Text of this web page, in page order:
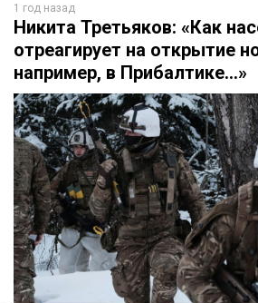
1 год назад
Никита Третьяков: «Как
отреагирует на открытие
например, в Прибалтике…»